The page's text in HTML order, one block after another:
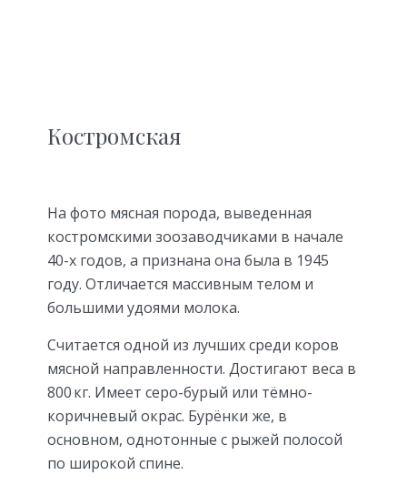
Костромская
На фото мясная порода, выведенная
костромскими зоозаводчиками в начале
40-х годов, а признана она была в 1945
году. Отличается массивным телом и
большими удоями молока.
Считается одной из лучших среди коров
мясной направленности. Достигают веса в
800 кг. Имеет серо-бурый или тёмно-
коричневый окрас. Бурёнки же, в
основном, однотонные с рыжей полосой
по широкой спине.